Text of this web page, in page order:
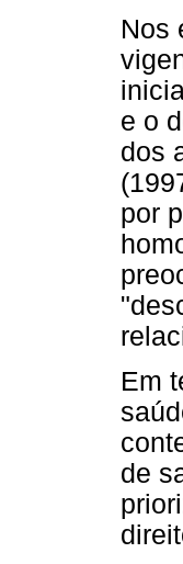
Nos
e o
dos
por
Em
de